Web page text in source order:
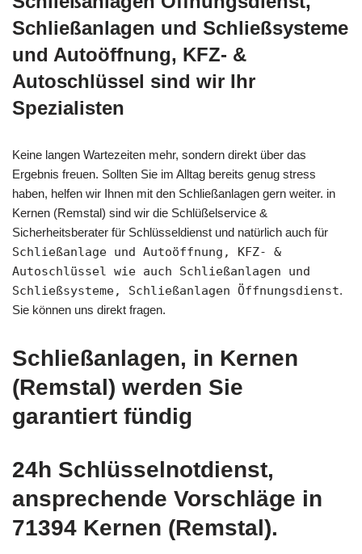
Schließanlagen und Schließsysteme
und Autoöffnung, KFZ- &
Autoschlüssel sind wir Ihr
Spezialisten
Keine langen Wartezeiten mehr, sondern direkt über das
Ergebnis freuen. Sollten Sie im Alltag bereits genug stress
haben, helfen wir Ihnen mit den Schließanlagen gern weiter. in
Kernen (Remstal) sind wir die Schlüßelservice &
Sicherheitsberater für Schlüsseldienst und natürlich auch für
Schließanlage und Autoöffnung, KFZ- &
Autoschlüssel wie auch Schließanlagen und
Schließsysteme, Schließanlagen Öffnungsdienst.
Sie können uns direkt fragen.
Schließanlagen, in Kernen
(Remstal) werden Sie
garantiert fündig
24h Schlüsselnotdienst,
ansprechende Vorschläge in
71394 Kernen (Remstal).